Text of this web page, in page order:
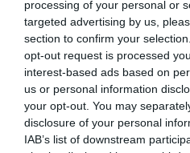
processing of your personal or
targeted advertising by us,
section to confirm your
opt-out request is processed
interest-based ads based on
us or personal information
your opt-out. You may
disclosure of your personal
IAB’s list of downstream
Appel aux
Soutenez Air
NOUS